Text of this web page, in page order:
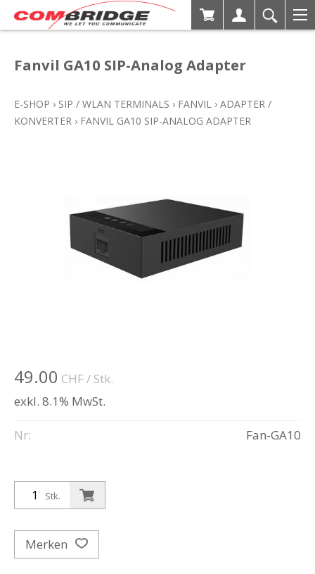
Fanvil GA10 SIP-Analog Adapter
E-SHOP › SIP / WLAN TERMINALS › FANVIL › ADAPTER /
KONVERTER › FANVIL GA10 SIP-ANALOG ADAPTER
49.00 CHF/ Stk.
exkl. 8.1% MwSt.
Nr: Fan-GA10
Stk.
Merken